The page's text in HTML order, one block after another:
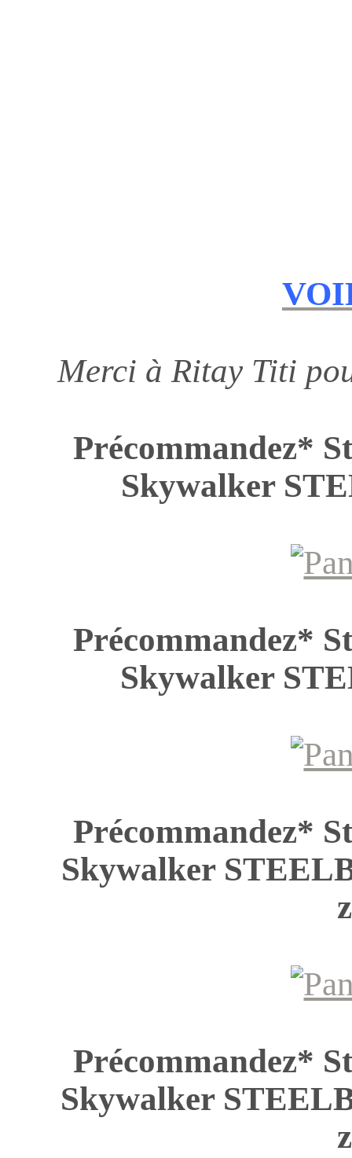
Merci à Ritay Titi
Précommandez*
Skywalker
Précommandez*
Skywalker
Précommandez*
Skywalker
Précommandez*
Skywalker